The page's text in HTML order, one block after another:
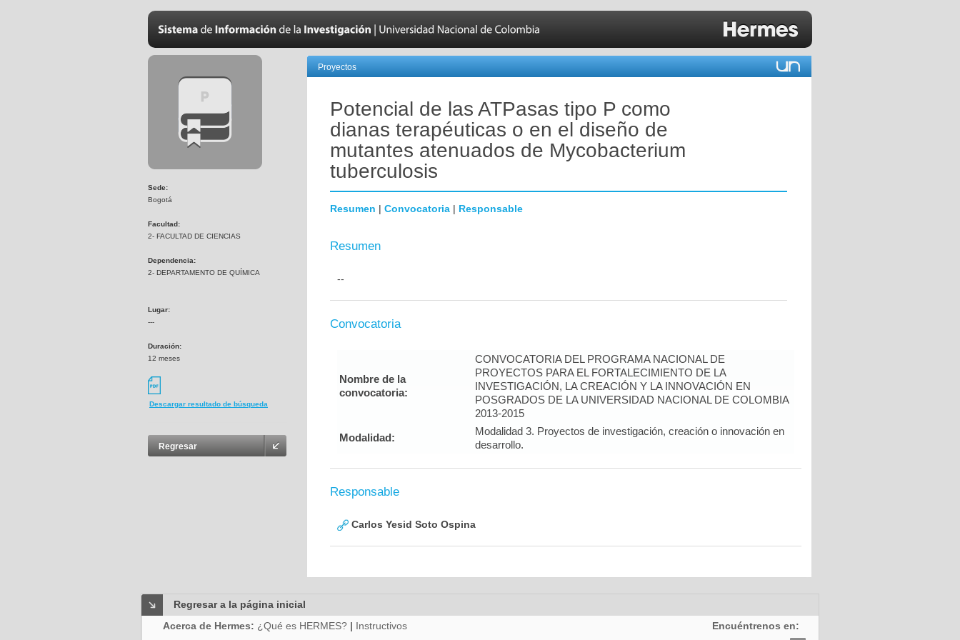
Sede:
Bogotá
Facultad:
2- FACULTAD DE CIENCIAS
Dependencia:
2- DEPARTAMENTO DE QUÍMICA
Lugar:
---
Duración:
12 meses
Descargar resultado de búsqueda
Regresar
Proyectos
Potencial de las ATPasas tipo P como
dianas terapéuticas o en el diseño de
mutantes atenuados de Mycobacterium
tuberculosis
Resumen | Convocatoria | Responsable
Resumen
--
Convocatoria
Nombre de la
convocatoria:
CONVOCATORIA DEL PROGRAMA NACIONAL DE
PROYECTOS PARA EL FORTALECIMIENTO DE LA
INVESTIGACIÓN, LA CREACIÓN Y LA INNOVACIÓN EN
POSGRADOS DE LA UNIVERSIDAD NACIONAL DE COLOMBIA
2013-2015
Modalidad:
Modalidad 3. Proyectos de investigación, creación o innovación en
desarrollo.
Responsable
Carlos Yesid Soto Ospina
Regresar a la página inicial
Acerca de Hermes: ¿Qué es HERMES? | Instructivos Encuéntrenos en: